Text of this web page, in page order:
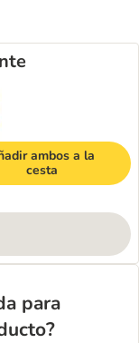
ambos a la
cesta
para